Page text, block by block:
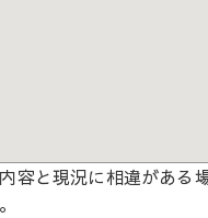
容と現況に相違がある